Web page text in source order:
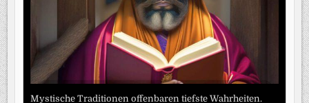
Mystische Traditionen offenbaren tiefste Wahrheiten.